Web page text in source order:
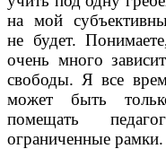
на мой
не будет.
очень много
свободы. Я все
может быть
помещать
ограниченные рамки.